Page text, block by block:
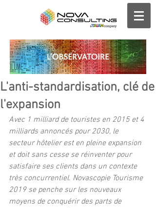
L'anti-standardisation, clé de
l'expansion
Avec 1 milliard de touristes en 2015 et 4
milliards annoncés pour 2030, le
secteur hôtelier est en pleine expansion
et doit sans cesse se réinventer pour
satisfaire ses clients dans un contexte
très concurrentiel. Novascopie Tourisme
2019 se penche sur les nouveaux
moyens de conquérir des parts de